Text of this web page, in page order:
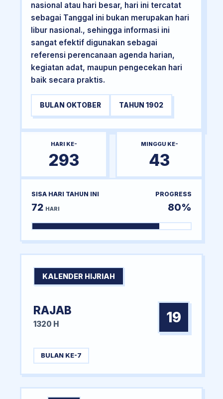
nasional atau hari besar, hari ini tercatat
sebagai Tanggal ini bukan merupakan hari
libur nasional., sehingga informasi ini
sangat efektif digunakan sebagai
referensi perencanaan agenda harian,
kegiatan adat, maupun pengecekan hari
baik secara praktis.
BULAN OKTOBER TAHUN 1902
HARI KE-
293
MINGGU KE-
43
SISA HARI TAHUN INI
72 HARI
PROGRESS
80%
KALENDER HIJRIAH
RAJAB
1320 H 19
BULAN KE-7